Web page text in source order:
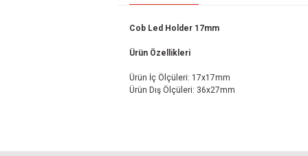
Cob Led Holder 17mm
Ürün Özellikleri
Ürün İç Ölçüleri: 17x17mm
Ürün Dış Ölçüleri: 36x27mm
Görüş ve önerileriniz için teşekkür ederiz.